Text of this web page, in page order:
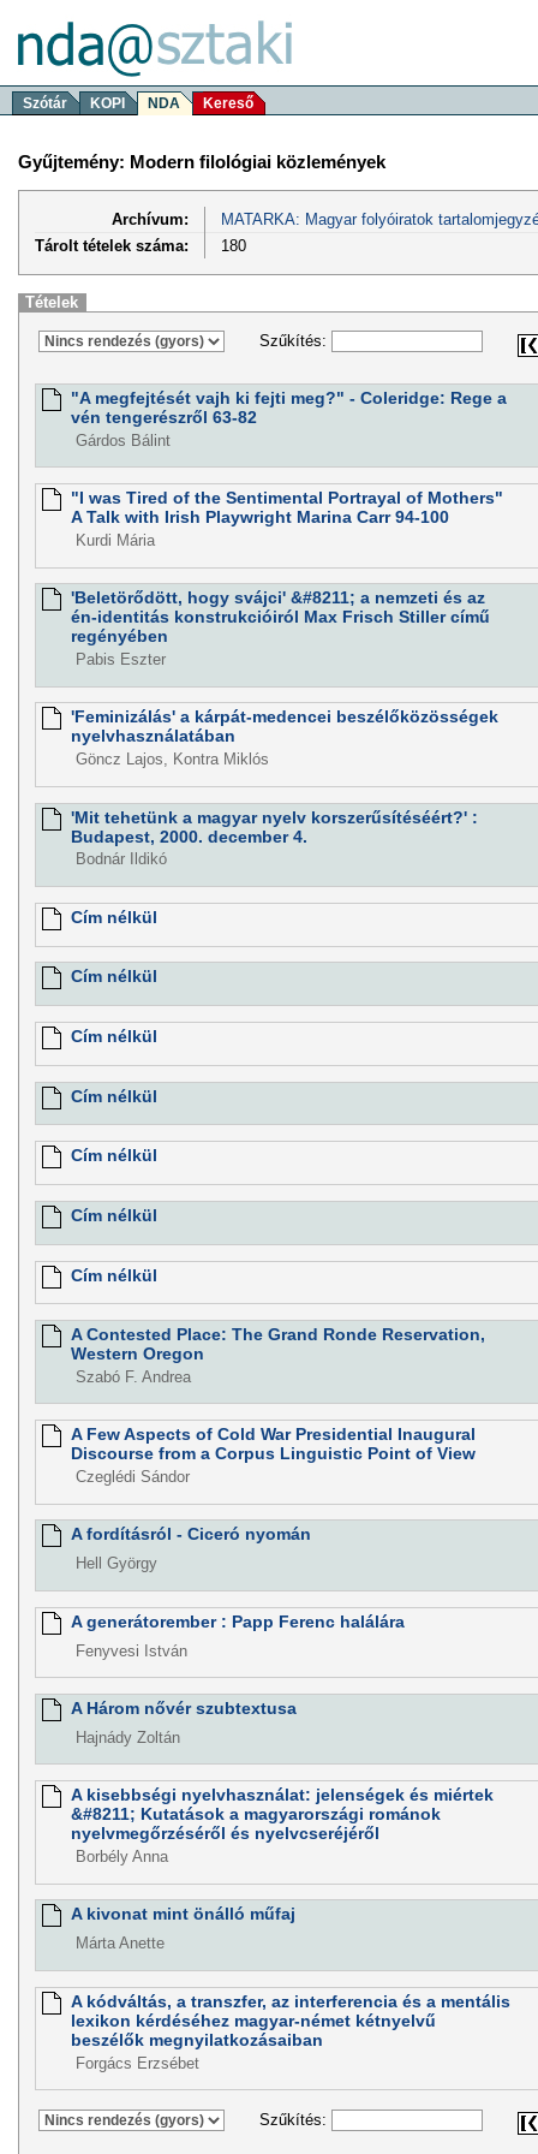
Szótár KOPI NDA Kereső
Gyűjtemény: Modern filológiai közlemények
Archívum:
MATARKA: Magyar folyóiratok
Tárolt tételek száma:
180
Tételek
Szűkítés:
"A megfejtését vajh ki fejti meg?" - Coleridge: Rege a
vén tengerészről 63-82
Gárdos Bálint
"I was Tired of the Sentimental Portrayal of Mothers"
A Talk with Irish Playwright Marina Carr 94-100
Kurdi Mária
'Beletörődött, hogy svájci' &#8211; a nemzeti és az
én-identitás konstrukcióiról Max Frisch Stiller című
regényében
Pabis Eszter
'Feminizálás' a kárpát-medencei beszélőközösségek
nyelvhasználatában
Göncz Lajos, Kontra Miklós
'Mit tehetünk a magyar nyelv korszerűsítéséért?' :
Budapest, 2000. december 4.
Bodnár Ildikó
Cím nélkül
Cím nélkül
Cím nélkül
Cím nélkül
Cím nélkül
Cím nélkül
Cím nélkül
A Contested Place: The Grand Ronde Reservation,
Western Oregon
Szabó F. Andrea
A Few Aspects of Cold War Presidential Inaugural
Discourse from a Corpus Linguistic Point of View
Czeglédi Sándor
A fordításról - Ciceró nyomán
Hell György
A generátorember : Papp Ferenc halálára
Fenyvesi István
A Három nővér szubtextusa
Hajnády Zoltán
A kisebbségi nyelvhasználat: jelenségek és miértek
&#8211; Kutatások a magyarországi románok
nyelvmegőrzéséről és nyelvcseréjéről
Borbély Anna
A kivonat mint önálló műfaj
Márta Anette
A kódváltás, a transzfer, az interferencia és a mentális
lexikon kérdéséhez magyar-német kétnyelvű
beszélők megnyilatkozásaiban
Forgács Erzsébet
Szűkítés: